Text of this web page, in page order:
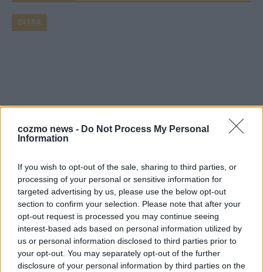
cozmo news - Do Not Process My Personal
Information
If you wish to opt-out of the sale, sharing to third parties, or
processing of your personal or sensitive information for
targeted advertising by us, please use the below opt-out
section to confirm your selection. Please note that after your
opt-out request is processed you may continue seeing
interest-based ads based on personal information utilized by
us or personal information disclosed to third parties prior to
your opt-out. You may separately opt-out of the further
disclosure of your personal information by third parties on the
Monaco, Sallys Café, Westernbrauerei – der
Europa-Park 2026 macht vieles neu
EXTRA
Juni 2026
KOMMENTAR